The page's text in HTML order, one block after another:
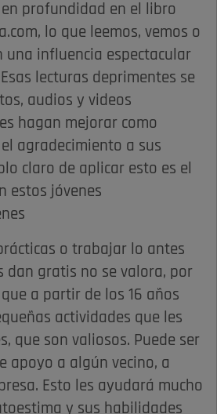
profundidad en el libro
lo que leemos, vemos o
una influencia espectacular
lecturas deprimentes se
audios y videos
hagan mejorar como
agradecimiento a sus
claro de aplicar esto es el
estos jóvenes
o trabajar lo antes
dan gratis no se valora, por
a partir de los 16 años
actividades que les
que son valiosos. Puede ser
apoyo a algún vecino, a
Esto les ayudará mucho
y sus habilidades